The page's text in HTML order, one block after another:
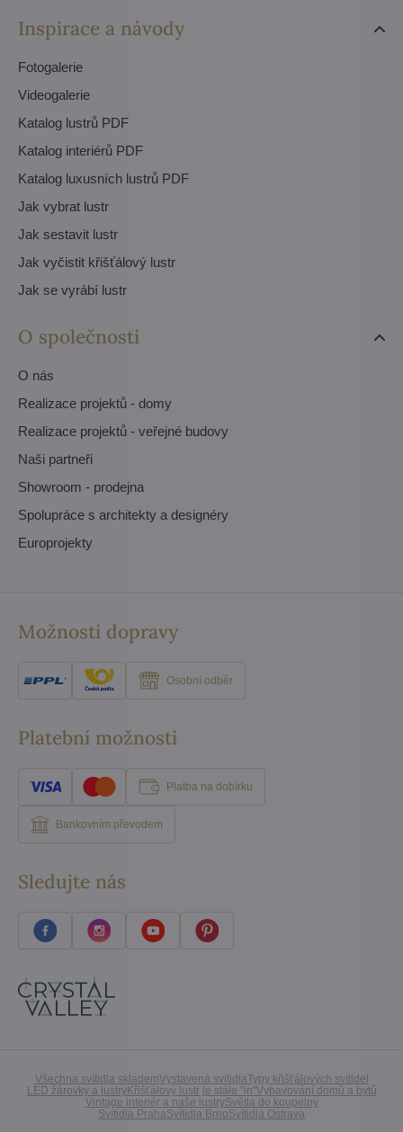
Inspirace a návody
Fotogalerie
Videogalerie
Katalog lustrů PDF
Katalog interiérů PDF
Katalog luxusních lustrů PDF
Jak vybrat lustr
Jak sestavit lustr
Jak vyčistit křišťálový lustr
Jak se vyrábí lustr
O společnosti
O nás
Realizace projektů - domy
Realizace projektů - veřejné budovy
Naši partneři
Showroom - prodejna
Spolupráce s architekty a designéry
Europrojekty
Možnosti dopravy
Osobní odběr
Platební možnosti
Platba na dobírku
Bankovním převodem
Sledujte nás
Všechna svítidla sklademVystavená svítidlaTypy křišťálových svítidel
LED žárovky a lustryKřišťálový lustr je stále "in"Vybavování domů a bytů
Vintage interiér a naše lustrySvětla do koupelny
Svítidla PrahaSvítidla BrnoSvítidla Ostrava